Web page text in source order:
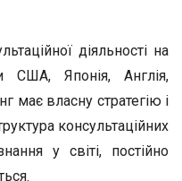
діяльності на
США, Японія, Англія,
має власну стратегію і
консультаційних
у світі, постійно